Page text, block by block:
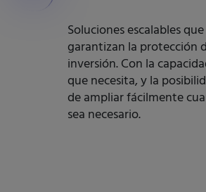
Soluciones escalables que
garantizan la protección
inversión. Con la
que necesita, y la
de ampliar fácilmente
sea necesario.